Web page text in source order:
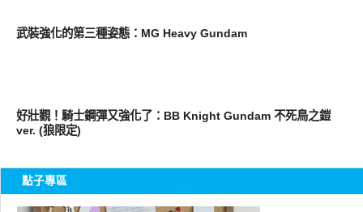
武裝強化的第三種姿態：MG Heavy Gundam
好壯觀！騎士鋼彈又強化了：BB Knight Gundam 不死鳥之鎧
ver. (狼限定)
點子專區